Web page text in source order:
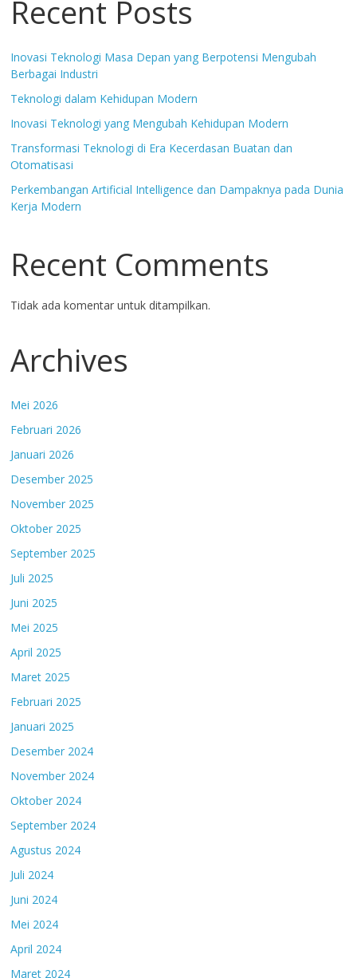
Recent Posts
Inovasi Teknologi Masa Depan yang Berpotensi Mengubah
Berbagai Industri
Teknologi dalam Kehidupan Modern
Inovasi Teknologi yang Mengubah Kehidupan Modern
Transformasi Teknologi di Era Kecerdasan Buatan dan
Otomatisasi
Perkembangan Artificial Intelligence dan Dampaknya pada Dunia
Kerja Modern
Recent Comments
Tidak ada komentar untuk ditampilkan.
Archives
Mei 2026
Februari 2026
Januari 2026
Desember 2025
November 2025
Oktober 2025
September 2025
Juli 2025
Juni 2025
Mei 2025
April 2025
Maret 2025
Februari 2025
Januari 2025
Desember 2024
November 2024
Oktober 2024
September 2024
Agustus 2024
Juli 2024
Juni 2024
Mei 2024
April 2024
Maret 2024